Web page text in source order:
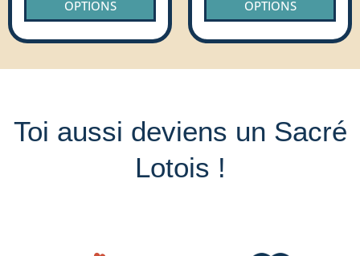
OPTIONS
OPTIONS
Toi aussi deviens un Sacré
Lotois !